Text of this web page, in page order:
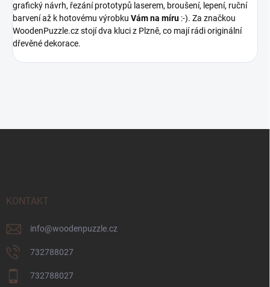
grafický návrh, řezání prototypů laserem, broušení, lepení, ruční
barvení až k hotovému výrobku Vám na míru :-). Za značkou
WoodenPuzzle.cz stojí dva kluci z Plzně, co mají rádi originální
dřevěné dekorace.
KONTAKT
info@woodenpuzzle.cz
732788027
732788027